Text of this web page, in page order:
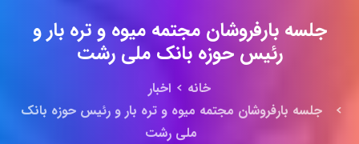
جلسه بارفروشان مجتمه میوه و تره بار و
رئیس حوزه بانک ملی رشت
خانه
اخبار
جلسه بارفروشان مجتمه میوه و تره بار و رئیس حوزه بانک
ملی رشت